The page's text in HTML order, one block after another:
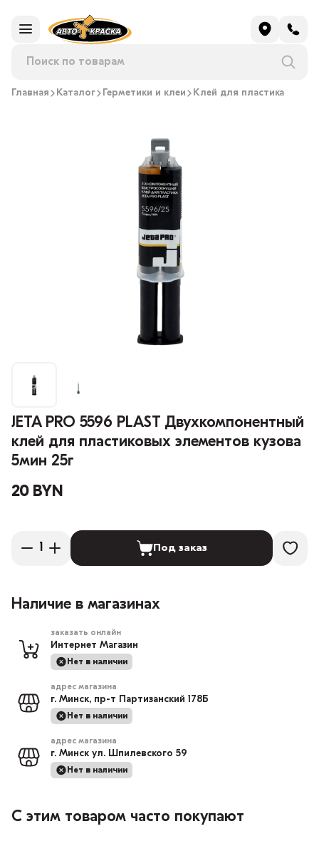
Главная Каталог Герметики и клеи Клей для пластика
JETA PRO 5596 PLAST Двухкомпонентный
клей для пластиковых элементов кузова
5мин 25г
20 BYN
Под заказ
Наличие в магазинах
заказать онлайн
Интернет Магазин
Нет в наличии
адрес магазина
г. Минск, пр-т Партизанский 178Б
Нет в наличии
адрес магазина
г. Минск ул. Шпилевского 59
Нет в наличии
С этим товаром часто покупают